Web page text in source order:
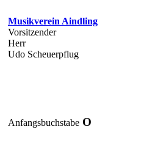
Musikverein Aindling
Vorsitzender
Herr
Udo Scheuerpflug
Anfangsbuchstabe O